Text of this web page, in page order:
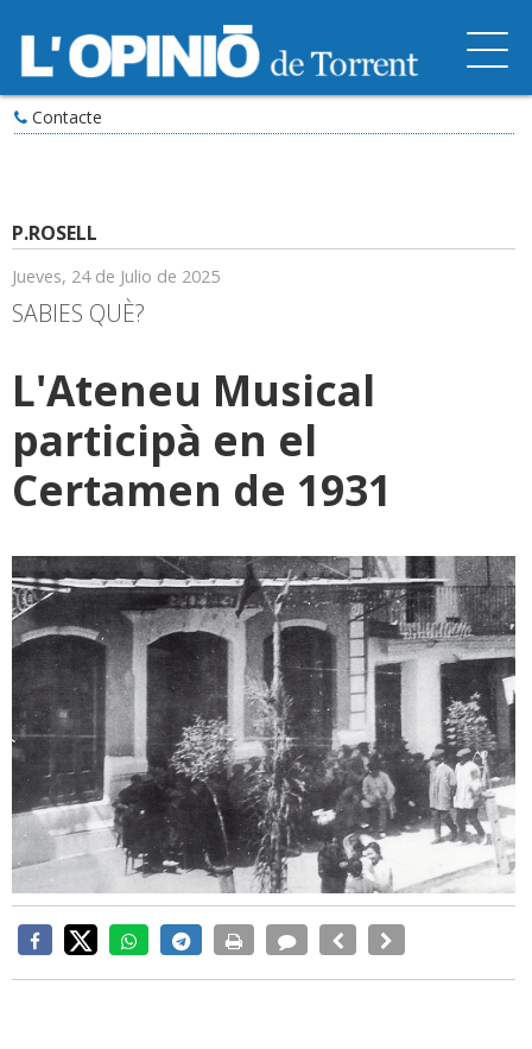
Contacte
P.ROSELL
Jueves, 24 de Julio de 2025
SABIES QUÈ?
L'Ateneu Musical
participà en el
Certamen de 1931